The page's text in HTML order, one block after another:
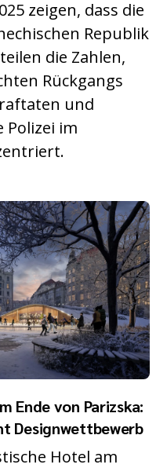
zeigen, dass die
Republik
die Zahlen,
Rückgangs
und
Polizei im
Ende von Parizska:
Designwettbewerb
Hotel am